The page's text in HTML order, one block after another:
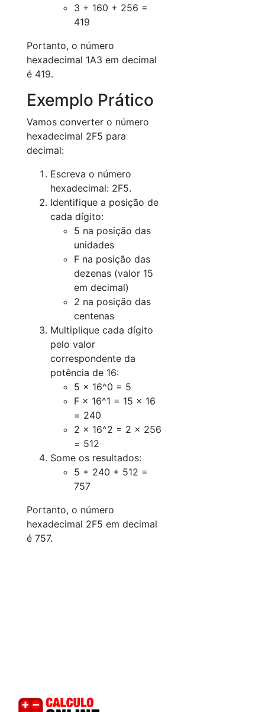
3 + 160 + 256 =
419
Portanto, o número
hexadecimal 1A3 em decimal
é 419.
Exemplo Prático
Vamos converter o número
hexadecimal 2F5 para
decimal:
Escreva o número
hexadecimal: 2F5.
Identifique a posição de
cada dígito:
5 na posição das
unidades
F na posição das
dezenas (valor 15
em decimal)
2 na posição das
centenas
Multiplique cada dígito
pelo valor
correspondente da
potência de 16:
5 × 16^0 = 5
F × 16^1 = 15 × 16
= 240
2 × 16^2 = 2 × 256
= 512
Some os resultados:
5 + 240 + 512 =
757
Portanto, o número
hexadecimal 2F5 em decimal
é 757.